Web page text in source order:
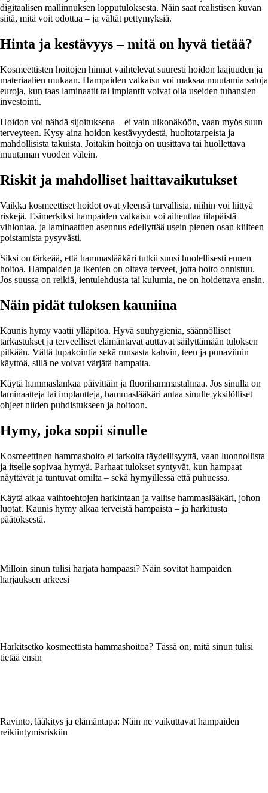
digitaalisen mallinnuksen lopputuloksesta. Näin saat realistisen kuvan
siitä, mitä voit odottaa – ja vältät pettymyksiä.
Hinta ja kestävyys – mitä on hyvä tietää?
Kosmeettisten hoitojen hinnat vaihtelevat suuresti hoidon laajuuden ja
materiaalien mukaan. Hampaiden valkaisu voi maksaa muutamia satoja
euroja, kun taas laminaatit tai implantit voivat olla useiden tuhansien
investointi.
Hoidon voi nähdä sijoituksena – ei vain ulkonäköön, vaan myös suun
terveyteen. Kysy aina hoidon kestävyydestä, huoltotarpeista ja
mahdollisista takuista. Joitakin hoitoja on uusittava tai huollettava
muutaman vuoden välein.
Riskit ja mahdolliset haittavaikutukset
Vaikka kosmeettiset hoidot ovat yleensä turvallisia, niihin voi liittyä
riskejä. Esimerkiksi hampaiden valkaisu voi aiheuttaa tilapäistä
vihlontaa, ja laminaattien asennus edellyttää usein pienen osan kiilteen
poistamista pysyvästi.
Siksi on tärkeää, että hammaslääkäri tutkii suusi huolellisesti ennen
hoitoa. Hampaiden ja ikenien on oltava terveet, jotta hoito onnistuu.
Jos suussa on reikiä, ientulehdusta tai kulumia, ne on hoidettava ensin.
Näin pidät tuloksen kauniina
Kaunis hymy vaatii ylläpitoa. Hyvä suuhygienia, säännölliset
tarkastukset ja terveelliset elämäntavat auttavat säilyttämään tuloksen
pitkään. Vältä tupakointia sekä runsasta kahvin, teen ja punaviinin
käyttöä, sillä ne voivat värjätä hampaita.
Käytä hammaslankaa päivittäin ja fluorihammastahnaa. Jos sinulla on
laminaatteja tai implantteja, hammaslääkäri antaa sinulle yksilölliset
ohjeet niiden puhdistukseen ja hoitoon.
Hymy, joka sopii sinulle
Kosmeettinen hammashoito ei tarkoita täydellisyyttä, vaan luonnollista
ja itselle sopivaa hymyä. Parhaat tulokset syntyvät, kun hampaat
näyttävät ja tuntuvat omilta – sekä hymyillessä että puhuessa.
Käytä aikaa vaihtoehtojen harkintaan ja valitse hammaslääkäri, johon
luotat. Kaunis hymy alkaa terveistä hampaista – ja harkitusta
päätöksestä.
Milloin sinun tulisi harjata hampaasi? Näin sovitat hampaiden
harjauksen arkeesi
Harkitsetko kosmeettista hammashoitoa? Tässä on, mitä sinun tulisi
tietää ensin
Ravinto, lääkitys ja elämäntapa: Näin ne vaikuttavat hampaiden
reikiintymisriskiin